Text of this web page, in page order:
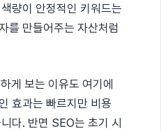
량이 안정적인 키워드는
를 만들어주는 자산처럼
게 보는 이유도 여기에
효과는 빠르지만 비용
다. 반면 SEO는 초기 시